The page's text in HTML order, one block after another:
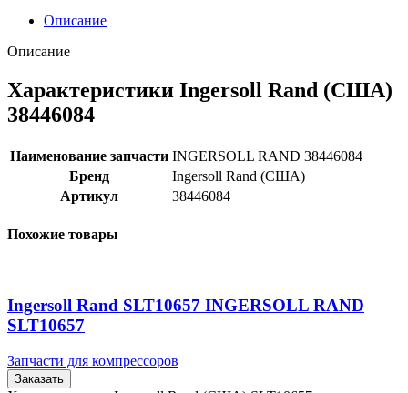
Описание
Описание
Характеристики Ingersoll Rand (США)
38446084
Наименование запчасти INGERSOLL RAND 38446084
Бренд
Ingersoll Rand (США)
Артикул
38446084
Похожие товары
Ingersoll Rand SLT10657 INGERSOLL RAND
SLT10657
Запчасти для компрессоров
Заказать